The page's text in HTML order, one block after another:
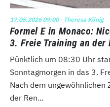
17.05.2026 09:00· Theresa König
Formel E in Monaco:
3. Freie Training an
Pünktlich um 08:30 Uhr
Sonntagmorgen in das 3.
Nach dem
der Ren...